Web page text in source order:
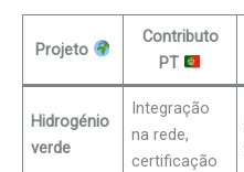
Projeto
Contributo
PT
Hidrogénio
verde
Integração
na rede,
certificação